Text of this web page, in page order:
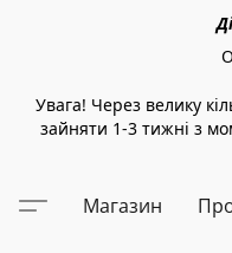
Увага! Через велику
зайняти 1-3 тижні з
Магазин